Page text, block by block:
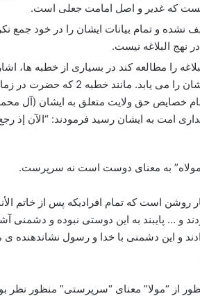
که غدیر و اصل امامت جعلی است.
نشده و تمام بیانات ایشان را در خود جمع
نهج البلاغه نیست.
را مطالعه کند در بسیاری از خطبه ها،
ایشان را می یابد. مانند خطبه 2
خصایص حق ولایت متعلق به ایشان (آل
امت به ایشان رسید فرمودند: “الآن إذ
مولاه” به معنای دوست است نه سرپرست.
روشن است که تمام افرادیکه پس از خاتم
و … پایبند به این دوستی نبوده و دشمنی
و این دشمنی با خدا و رسول نشاندهنده
از “مولا” معنای “سرپرستی” منظور نظر